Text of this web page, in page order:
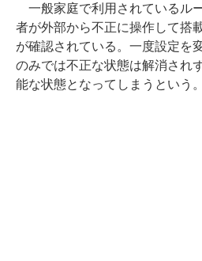
一般家庭で利用されているル
者が外部から不正に操作して搭
が確認されている。一度設定を
のみでは不正な状態は解消され
能な状態となってしまうという。